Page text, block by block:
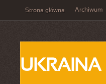
Strona główna Archiwum
UKRAINA